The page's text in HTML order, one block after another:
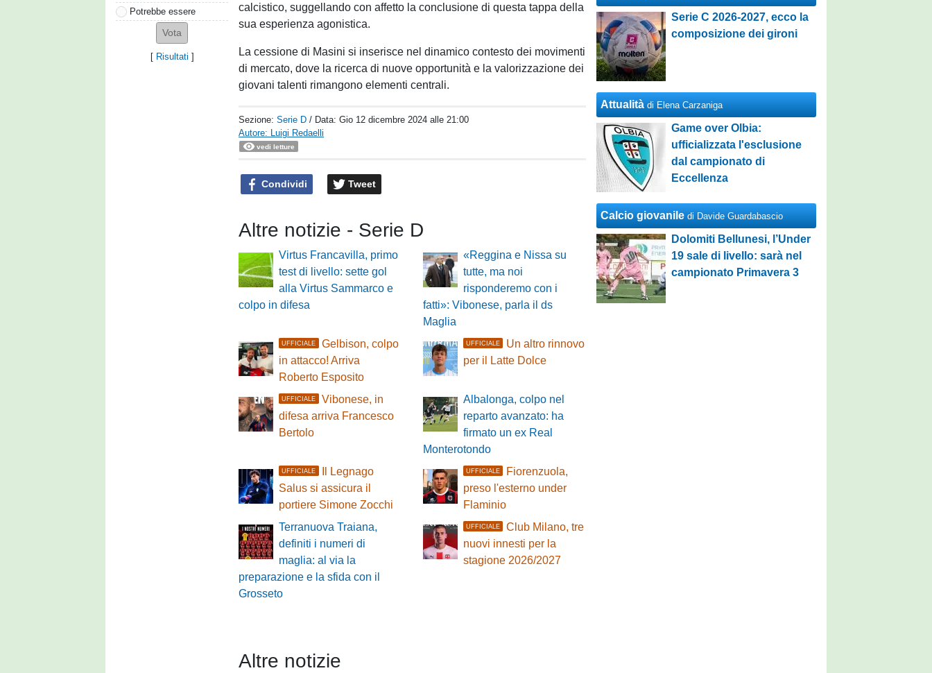
Potrebbe essere
[ Risultati ]
calcistico, suggellando con affetto la conclusione di questa tappa della
sua esperienza agonistica.
La cessione di Masini si inserisce nel dinamico contesto dei movimenti
di mercato, dove la ricerca di nuove opportunità e la valorizzazione dei
giovani talenti rimangono elementi centrali.
Sezione:Serie D / Data:Gio 12 dicembre 2024 alle 21:00
Autore: Luigi Redaelli
vedi letture
Condividi Tweet
Altre notizie - Serie D
Virtus Francavilla, primo
test di livello: sette gol
alla Virtus Sammarco e
colpo in difesa
«Reggina e Nissa su
tutte, ma noi
risponderemo con i
fatti»: Vibonese, parla il ds
Maglia
UFFICIALE
Gelbison, colpo
in attacco! Arriva
Roberto Esposito
UFFICIALE
Un altro rinnovo
per il Latte Dolce
UFFICIALE
Vibonese, in
difesa arriva Francesco
Bertolo
Albalonga, colpo nel
reparto avanzato: ha
firmato un ex Real
Monterotondo
UFFICIALE
Il Legnago
Salus si assicura il
portiere Simone Zocchi
UFFICIALE
Fiorenzuola,
preso l'esterno under
Flaminio
Terranuova Traiana,
definiti i numeri di
maglia: al via la
preparazione e la sfida con il
Grosseto
UFFICIALE
Club Milano, tre
nuovi innesti per la
stagione 2026/2027
Altre notizie
Serie C 2026-2027, ecco la
composizione dei gironi
Attualità di Elena Carzaniga
Game over Olbia:
ufficializzata l'esclusione
dal campionato di
Eccellenza
Calcio giovanile di Davide Guardabascio
Dolomiti Bellunesi, l’Under
19 sale di livello: sarà nel
campionato Primavera 3